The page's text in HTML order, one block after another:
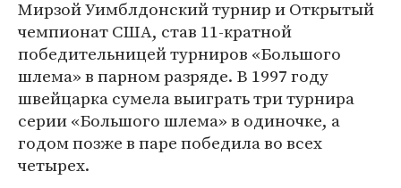
Мирзой Уимблдонский турнир и Открытый
чемпионат США, став 11-кратной
победительницей турниров «Большого
шлема» в парном разряде. В 1997 году
швейцарка сумела выиграть три турнира
серии «Большого шлема» в одиночке, а
годом позже в паре победила во всех
четырех.